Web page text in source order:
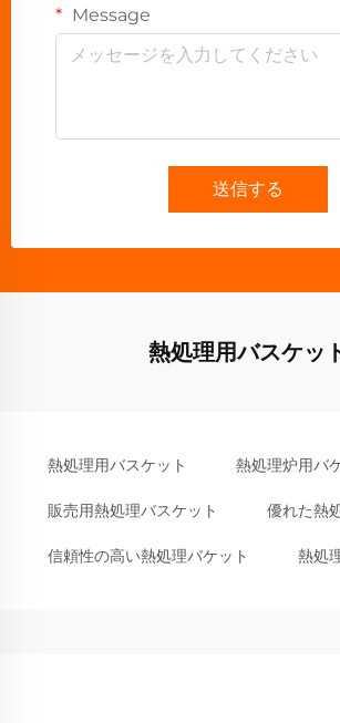
Message
送信する
熱処理用バスケッ
熱処理用バスケット 熱処理炉用バ
販売用熱処理バスケット 優れた熱
信頼性の高い熱処理バケット 熱処